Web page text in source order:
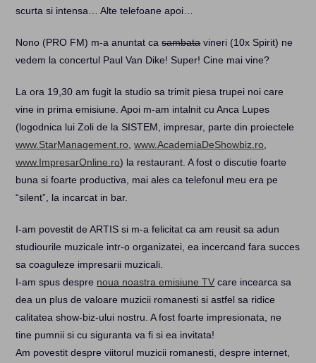
scurta si intensa… Alte telefoane apoi…
Nono (PRO FM) m-a anuntat casambatavineri (10x Spirit) ne
vedem la concertul Paul Van Dike! Super! Cine mai vine?
La ora 19,30 am fugit la studio sa trimit piesa trupei noi care
vine in prima emisiune. Apoi m-am intalnit cu Anca Lupes
(logodnica lui Zoli de la SISTEM, impresar, parte din proiectele
www.StarManagement.ro ,www.AcademiaDeShowbiz.ro
www.ImpresarOnline.ro) la restaurant. A fost o discutie foarte
buna si foarte productiva, mai ales ca telefonul meu era pe
“silent”, la incarcat in bar.
I-am povestit de ARTIS si m-a felicitat ca am reusit sa adun
studiourile muzicale intr-o organizatei, ea incercand fara succes
sa coaguleze impresarii muzicali.
I-am spus despre noua noastra emisiune TV care incearca sa
dea un plus de valoare muzicii romanesti si astfel sa ridice
calitatea show-biz-ului nostru. A fost foarte impresionata, ne
tine pumnii si cu siguranta va fi si ea invitata!
Am povestit despre viitorul muzicii romanesti, despre internet,